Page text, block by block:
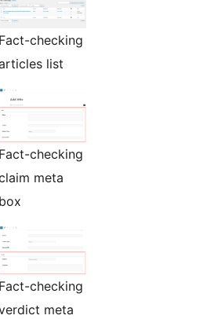
Fact-checking
list
Fact-checking
meta
box
Fact-checking
meta